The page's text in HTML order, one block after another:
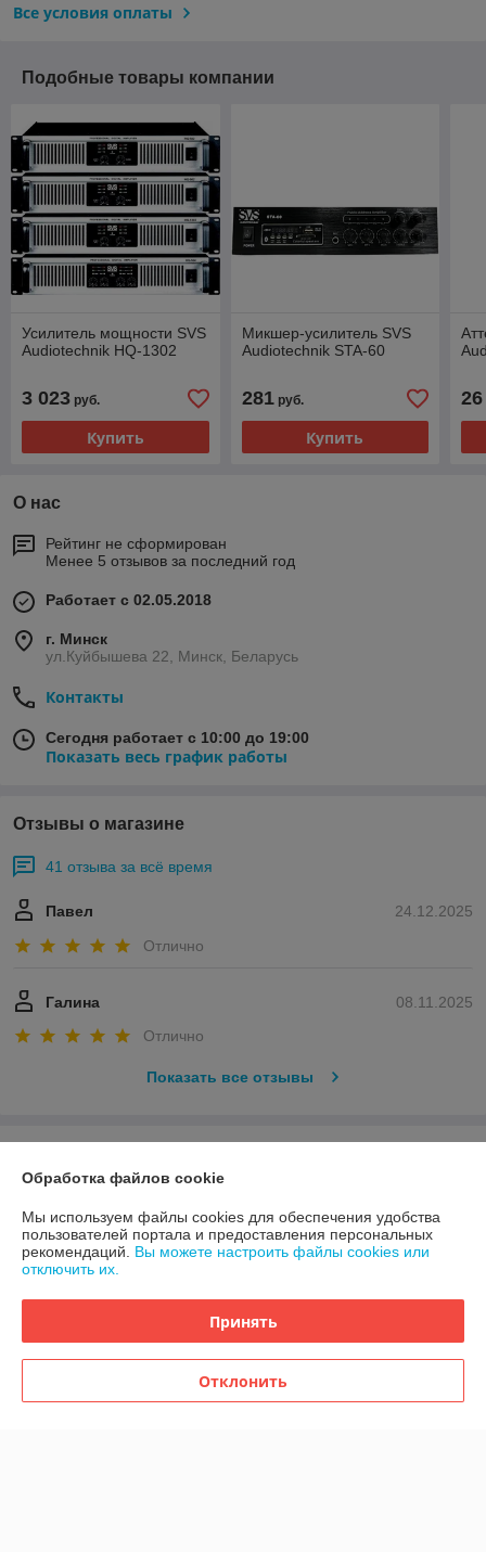
Все условия оплаты
Подобные товары компании
Усилитель мощности SVS
Audiotechnik HQ-1302
3 023 руб.
Купить
Микшер-усилитель SVS
Audiotechnik STA-60
281руб.
Купить
26
О нас
Рейтинг не сформирован
Менее 5 отзывов за последний год
Работает с 02.05.2018
г. Минск
ул.Куйбышева 22, Минск, Беларусь
Контакты
Сегодня работает с 10:00 до 19:00
Показать весь график работы
Отзывы о магазине
41 отзыва за всё время
24.12.2025
Павел
Отлично
08.11.2025
Галина
Отлично
Показать все отзывы
Доставка и оплата
График работы
Политика обработки cookies
Обработка файлов cookie
Мы используем файлы cookies для обеспечения удобства
пользователей портала и предоставления персональных
рекомендаций. Вы можете настроить файлы cookies или
отключить их.
Принять
Отклонить